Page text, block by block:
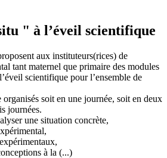
" à l’éveil scientifique
aux instituteurs(rices) de
tant maternel que primaire des modules
scientifique pour l’ensemble de
soit en une journée, soit en deux
journées.
une situation concrète,
à la (...)